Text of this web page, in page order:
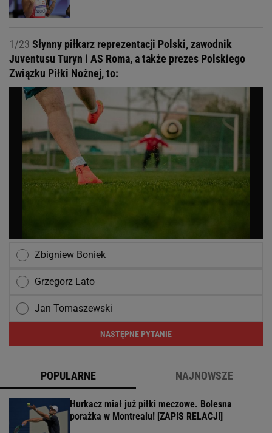
1/23 Słynny piłkarz reprezentacji Polski, zawodnik
Juventusu Turyn i AS Roma, a także prezes Polskiego
Związku Piłki Nożnej, to:
Zbigniew Boniek
Grzegorz Lato
Jan Tomaszewski
NASTĘPNE PYTANIE
POPULARNE NAJNOWSZE
Hurkacz miał już piłki meczowe. Bolesna
porażka w Montrealu! [ZAPIS RELACJI]